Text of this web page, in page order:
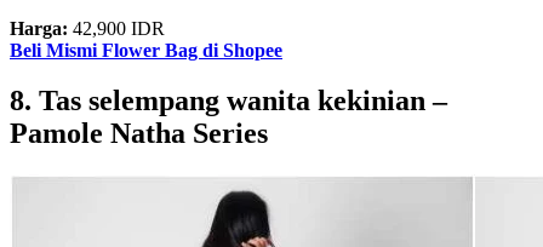
Harga: 42,900 IDR
Beli Mismi Flower Bag di Shopee
8. Tas selempang wanita kekinian –
Pamole Natha Series